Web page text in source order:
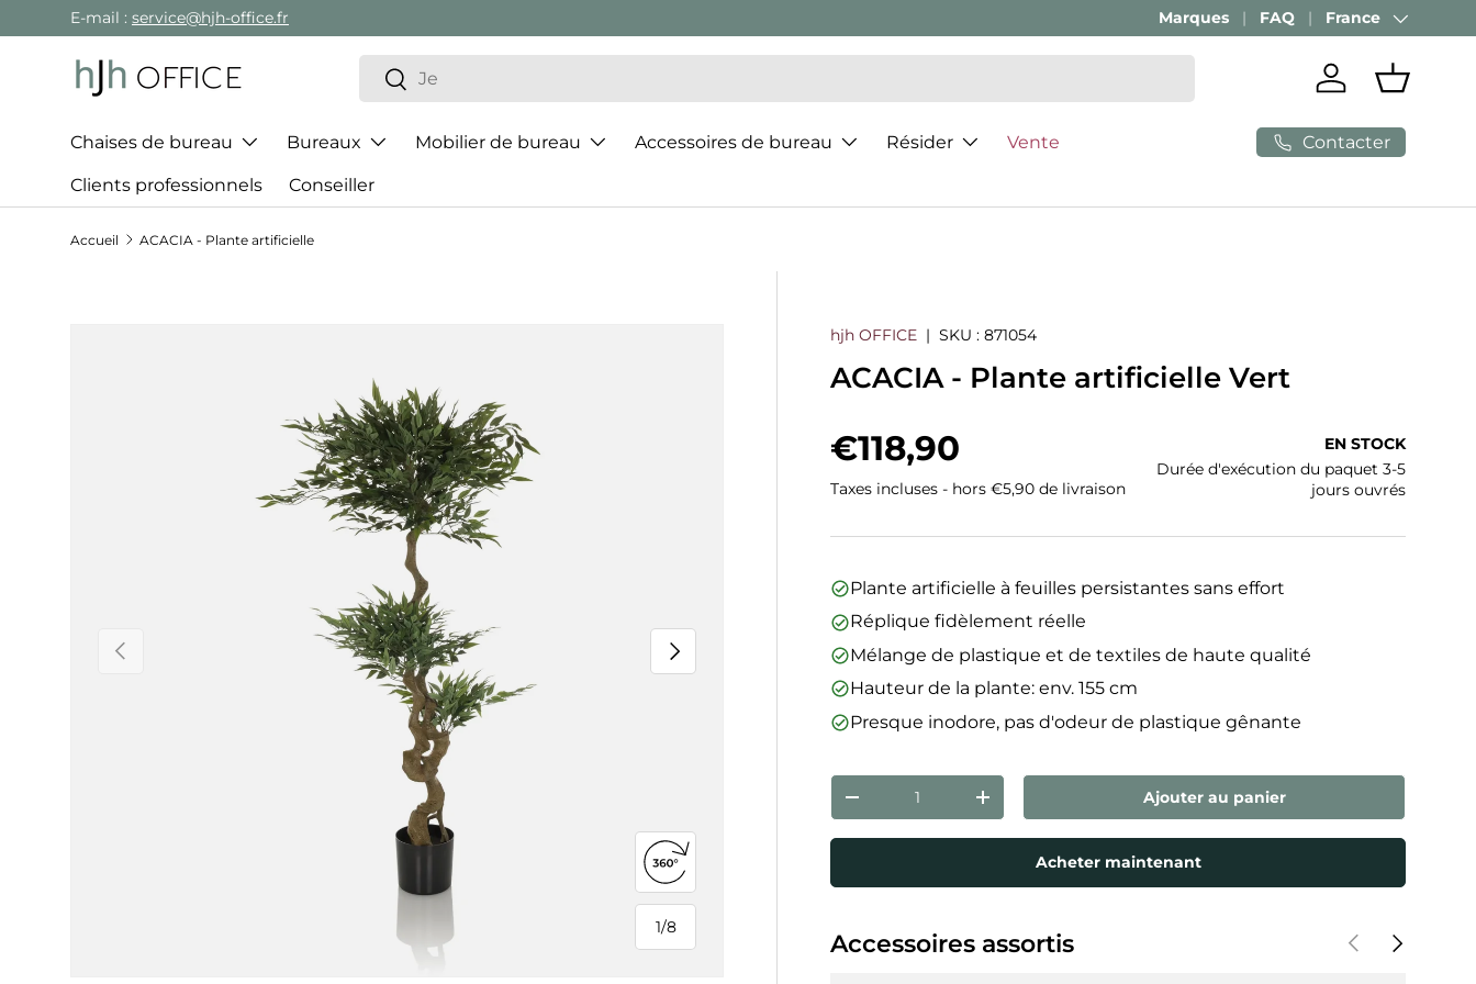
Aller au contenu
E-mail : service@hjh-office.fr Marques FAQ Pays
France
Recherche
Rechercher
Se connecter
Panier
Chaises de bureau Bureaux Mobilier de bureau Accessoires de bureau Résider Vente
Clients professionnels Conseiller
Contacter
Accueil ACACIA - Plante artificielle
Précédent
1/
de
8
Suivant
Ouvrir la vue 360°
hjh OFFICE |SKU : 871054
ACACIA - Plante artificielle Vert
Prix habituel
€118,90
Taxes incluses - hors €5,90 de livraison
EN STOCK
Durée d'exécution du paquet 3-5
jours ouvrés
Plante artificielle à feuilles persistantes sans effort
Réplique fidèlement réelle
Mélange de plastique et de textiles de haute qualité
Hauteur de la plante: env. 155 cm
Presque inodore, pas d'odeur de plastique gênante
Qté
Diminuer la quantitéAugmenter la quantitéAjouter au panier
Acheter maintenant
Accessoires assortis PrécédentSuivant